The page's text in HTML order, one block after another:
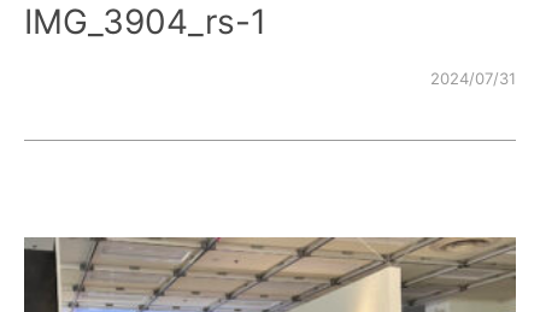
IMG_3904_rs-1
2024/07/31